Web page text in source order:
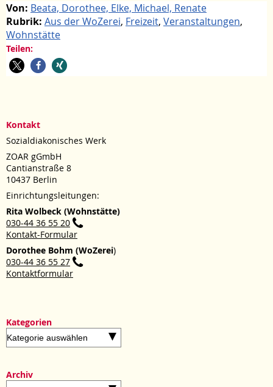
Von: Beata, Dorothee, Elke, Michael, Renate
Rubrik: Aus der WoZerei, Freizeit, Veranstaltungen,
Wohnstätte
Teilen:
Kontakt
Sozialdiakonisches Werk
ZOAR gGmbH
Cantianstraße 8
10437 Berlin
Einrichtungsleitungen:
Rita Wolbeck (Wohnstätte)
030-44 36 55 20
Kontakt-Formular
Dorothee Bohm (WoZerei)
030-44 36 55 27
Kontaktformular
Kategorien
Kategorien
Archiv